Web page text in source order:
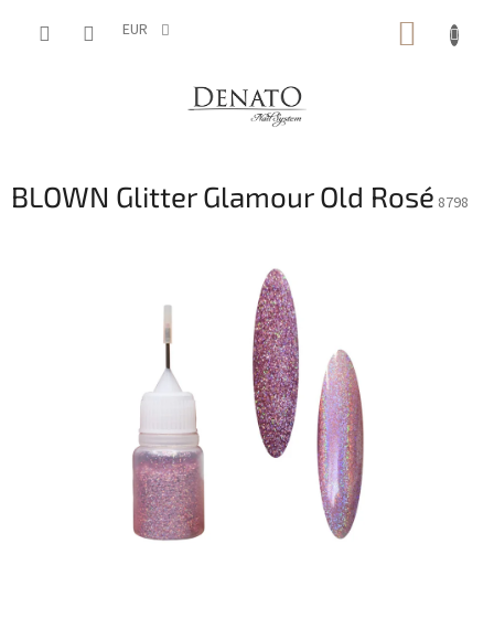
EUR
BLOWN Glitter Glamour Old Rosé 8798